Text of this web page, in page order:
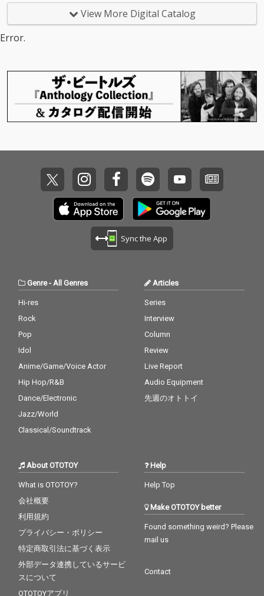
View More Digital Catalog
Error.
Sync the App
Genre- All Genres
Hi-res
Rock
Pop
Idol
Anime/Game/Voice Actor
Hip Hop/R&B
Dance/Electronic
Jazz/World
Classical/Soundtrack
Articles
Series
Interview
Column
Review
Live Report
Audio Equipment
先週のオトトイ
About OTOTOY
What is OTOTOY?
会社概要
利用規約
プライバシー・ポリシー
特定商取引法に基づく表示
外部データ連携しているサービ
スについて
OTOTOYアプリ
Help
Help Top
Make OTOTOY better
Found something weird? Please
mail us
Contact